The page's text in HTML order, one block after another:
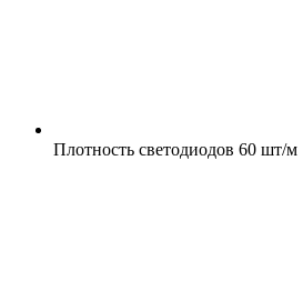
Плотность светодиодов 60 шт/м